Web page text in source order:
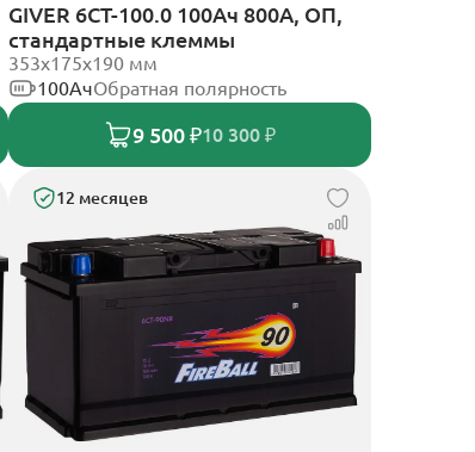
GIVER 6CT-100.0 100Ач 800А, ОП,
стандартные клеммы
353х175х190 мм
100АчОбратная полярность
9 500 ₽10 300 ₽
12 месяцев